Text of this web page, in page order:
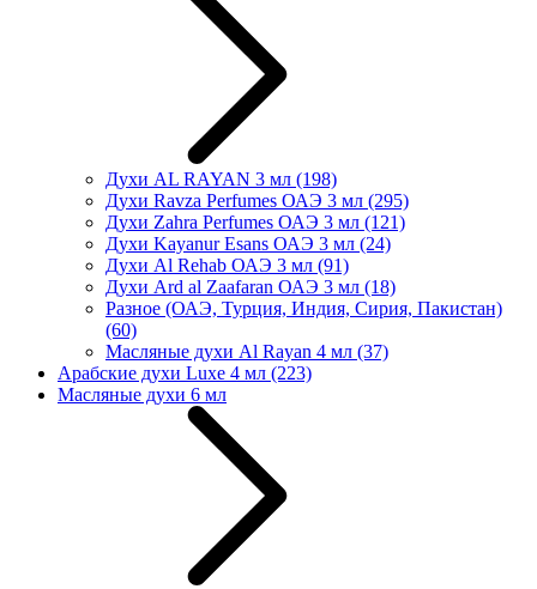
Духи AL RAYAN 3 мл (198)
Духи Ravza Perfumes ОАЭ 3 мл (295)
Духи Zahra Perfumes ОАЭ 3 мл (121)
Духи Kayanur Esans ОАЭ 3 мл (24)
Духи Al Rehab ОАЭ 3 мл (91)
Духи Ard al Zaafaran ОАЭ 3 мл (18)
Разное (ОАЭ, Турция, Индия, Сирия, Пакистан)
(60)
Масляные духи Al Rayan 4 мл (37)
Арабские духи Luxe 4 мл (223)
Масляные духи 6 мл